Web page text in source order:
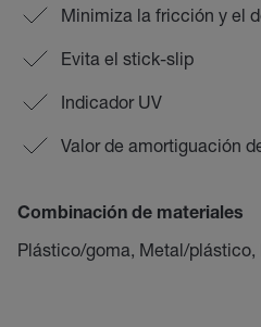
Minimiza la fricción y el
Evita el stick-slip
Indicador UV
Valor de amortiguación
Combinación de materiales
Plástico/goma, Metal/